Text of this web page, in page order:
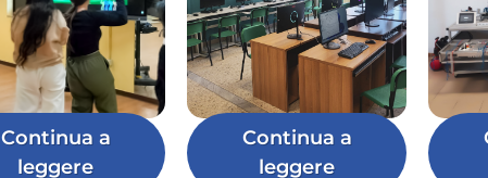
Continua a
leggere
Continua a
leggere